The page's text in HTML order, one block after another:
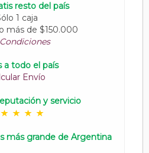
resto del país
1 caja
más de $150.000
a todo el país
Envío
y servicio
más grande de Argentina